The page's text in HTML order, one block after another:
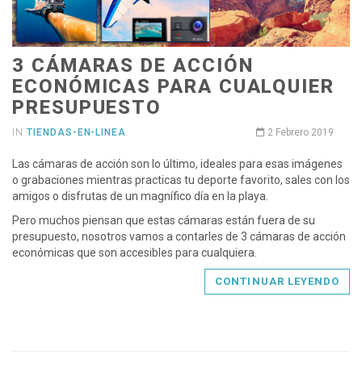
3 CÁMARAS DE ACCIÓN
ECONÓMICAS PARA CUALQUIER
PRESUPUESTO
IN TIENDAS-EN-LINEA 2 Febrero 2019
Las cámaras de acción son lo último, ideales para esas imágenes
o grabaciones mientras practicas tu deporte favorito, sales con los
amigos o disfrutas de un magnífico día en la playa.
Pero muchos piensan que estas cámaras están fuera de su
presupuesto, nosotros vamos a contarles de 3 cámaras de acción
económicas que son accesibles para cualquiera.
CONTINUAR LEYENDO